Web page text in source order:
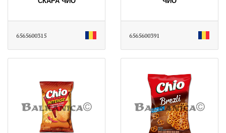
6565600315 6565600391